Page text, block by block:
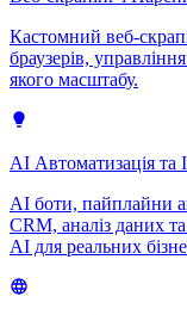
Кастомний веб-
браузерів,
якого масштабу.
AI Автоматизація та
AI боти, пайплайни
CRM, аналіз даних
AI для реальних